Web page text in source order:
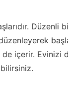
Düzenli
içerir. Evinizi